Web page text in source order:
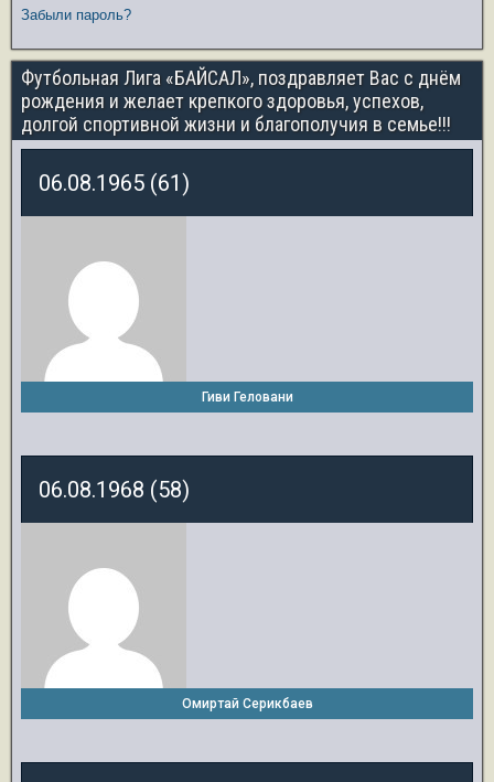
Забыли пароль?
Футбольная Лига «БАЙСАЛ», поздравляет Вас с днём
рождения и желает крепкого здоровья, успехов,
долгой спортивной жизни и благополучия в семье!!!
06.08.1965 (61)
Гиви Геловани
06.08.1968 (58)
Омиртай Серикбаев